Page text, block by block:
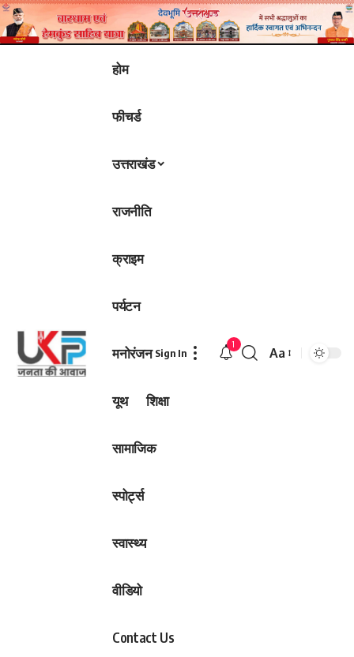
होम
फीचर्ड
उत्तराखंड
राजनीति
क्राइम
पर्यटन
मनोरंजन
यूथ शिक्षा
सामाजिक
स्पोर्ट्स
स्वास्थ्य
वीडियो
Contact Us
Sign In
1
Font
Aa